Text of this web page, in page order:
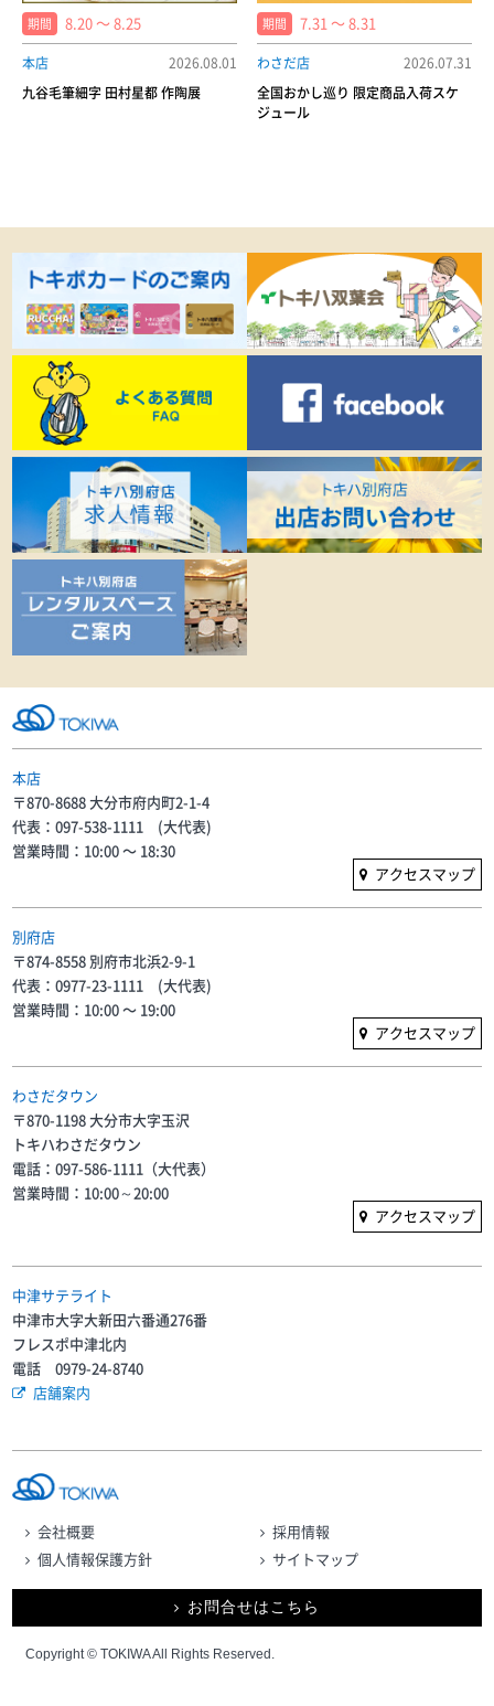
期間 8.20 〜 8.25
本店
2026.08.01
九谷毛筆細字 田村星都 作陶展
期間 7.31 〜 8.31
わさだ店
2026.07.31
全国おかし巡り 限定商品入荷スケ
ジュール
本店
〒870-8688 大分市府内町2-1-4
代表：097-538-1111 (大代表)
営業時間：10:00 〜 18:30
アクセスマップ
別府店
〒874-8558 別府市北浜2-9-1
代表：0977-23-1111 (大代表)
営業時間：10:00 〜 19:00
アクセスマップ
わさだタウン
〒870-1198 大分市大字玉沢
トキハわさだタウン
電話：097-586-1111（大代表）
営業時間：10:00～20:00
アクセスマップ
中津サテライト
中津市大字大新田六番通276番
フレスポ中津北内
電話 0979-24-8740
店舗案内
会社概要
採用情報
個人情報保護方針
サイトマップ
お問合せはこちら
Copyright © TOKIWA All Rights Reserved.